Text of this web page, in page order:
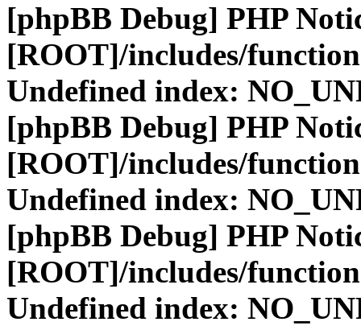
[phpBB Debug] PHP
[ROOT]/includes/
Undefined index:
[phpBB Debug] PHP
[ROOT]/includes/
Undefined index:
[phpBB Debug] PHP
[ROOT]/includes/
Undefined index: